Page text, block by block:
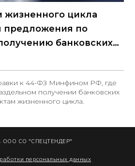
жизненного цикла
предложения по
банковских
к 44-ФЗ Минфином РФ, где
получении банковских
жизненного цикла.
ООО СО "СПЕЦТЕНДЕР"
персональных данных